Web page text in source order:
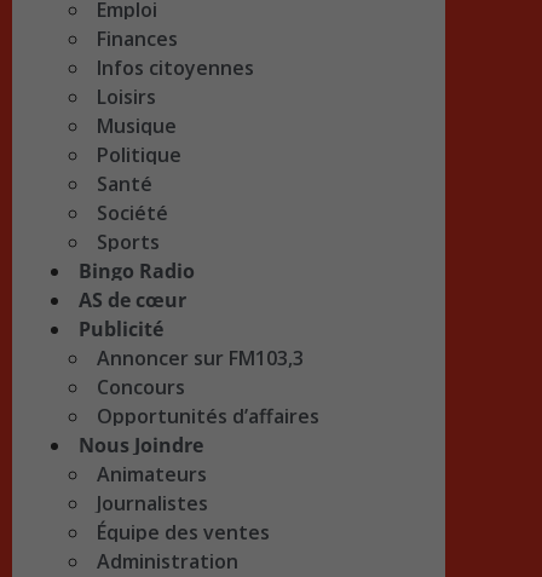
Emploi
Finances
Infos citoyennes
Loisirs
Musique
Politique
Santé
Société
Sports
Bingo Radio
AS de cœur
Publicité
Annoncer sur FM103,3
Concours
Opportunités d’affaires
Nous Joindre
Animateurs
Journalistes
Équipe des ventes
Administration